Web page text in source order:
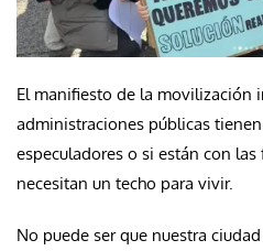
El manifiesto de la movilización
administraciones públicas
especuladores o si están con
necesitan un techo para vivir.
No puede ser que nuestra